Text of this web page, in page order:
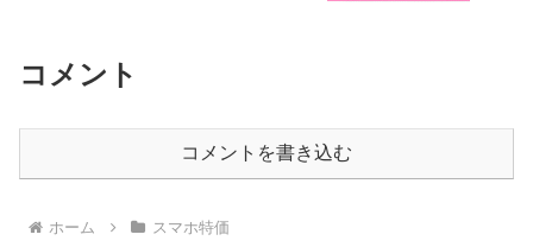
コメント
コメントを書き込む
ホーム スマホ特価